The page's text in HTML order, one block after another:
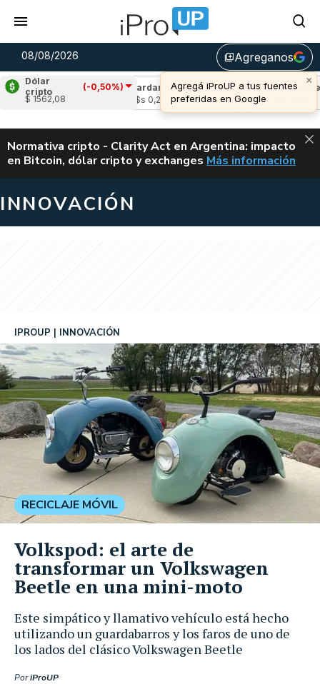
08/08/2026 library_addAgreganos
×
Agregá iProUP a tus fuentes
preferidas en Google
Dólar
cripto
(-0,50%)
$ 1562,08
Cardano (-0,89%)
u$s 0,20
Avalanche
u$s 6,43
ALERTA
Normativa cripto - Clarity Act en Argentina: impacto
en Bitcoin, dólar cripto y exchanges CLARITY ACT EN
Más información
INNOVACIÓN
Este simpático y llamativo vehículo está hecho
utilizando un guardabarros y los faros de uno de
los lados del clásico Volkswagen Beetle
IPROUP INNOVACIÓN
PoriProUP
RECICLAJE MÓVIL
Volkspod: el arte de
transformar un Volkswagen
Beetle en una mini-moto